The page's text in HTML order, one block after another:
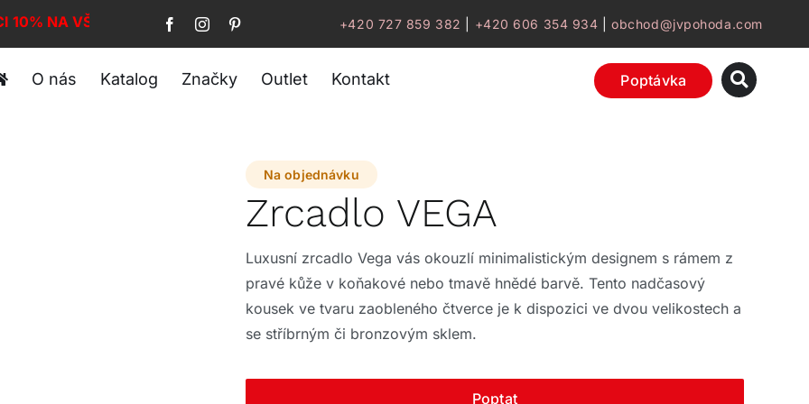
10% NA VŠE! +420 727 859 382 +420 606 354 934 |obchod@jvpohoda.com
O nás Katalog Značky Outlet Kontakt Poptávka
Na objednávku
Zrcadlo VEGA
Luxusní zrcadlo Vega vás okouzlí minimalistickým designem s rámem z
pravé kůže v koňakové nebo tmavě hnědé barvě. Tento nadčasový
kousek ve tvaru zaobleného čtverce je k dispozici ve dvou velikostech a
se stříbrným či bronzovým sklem.
Poptat